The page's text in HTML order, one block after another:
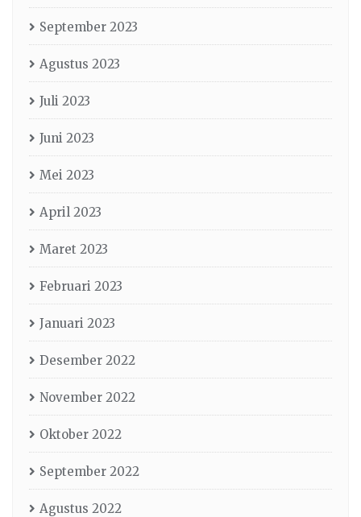
September 2023
Agustus 2023
Juli 2023
Juni 2023
Mei 2023
April 2023
Maret 2023
Februari 2023
Januari 2023
Desember 2022
November 2022
Oktober 2022
September 2022
Agustus 2022